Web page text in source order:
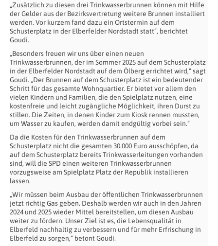
„Zusätzlich zu diesen drei Trinkwasserbrunnen können mit Hilfe
der Gelder aus der Bezirksvertretung weitere Brunnen installiert
werden. Vor kurzem fand dazu ein Ortstermin auf dem
Schusterplatz in der Elberfelder Nordstadt statt“, berichtet
Goudi.
„Besonders freuen wir uns über einen neuen
Trinkwasserbrunnen, der im Sommer 2025 auf dem Schusterplatz
in der Elberfelder Nordstadt auf dem Ölberg errichtet wird,“ sagt
Goudi. „Der Brunnen auf dem Schusterplatz ist ein bedeutender
Schritt für das gesamte Wohnquartier. Er bietet vor allem den
vielen Kindern und Familien, die den Spielplatz nutzen, eine
kostenfreie und leicht zugängliche Möglichkeit, ihren Durst zu
stillen. Die Zeiten, in denen Kinder zum Kiosk rennen mussten,
um Wasser zu kaufen, werden damit endgültig vorbei sein.“
Da die Kosten für den Trinkwasserbrunnen auf dem
Schusterplatz nicht die gesamten 30.000 Euro ausschöpfen, da
auf dem Schusterplatz bereits Trinkwasserleitungen vorhanden
sind, will die SPD einen weiteren Trinkwasserbrunnen
vorzugsweise am Spielplatz Platz der Republik installieren
lassen.
„Wir müssen beim Ausbau der öffentlichen Trinkwasserbrunnen
jetzt richtig Gas geben. Deshalb werden wir auch in den Jahren
2024 und 2025 wieder Mittel bereitstellen, um diesen Ausbau
weiter zu fördern. Unser Ziel ist es, die Lebensqualität in
Elberfeld nachhaltig zu verbessern und für mehr Erfrischung in
Elberfeld zu sorgen,“ betont Goudi.